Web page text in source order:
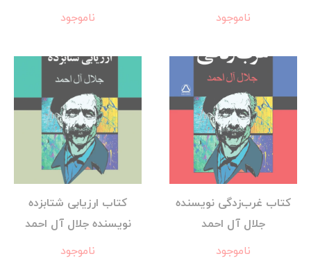
ناموجود
ناموجود
کتاب غرب‌زدگی نویسنده
جلال آل احمد
ناموجود
کتاب ارزیابی شتابزده
نویسنده جلال آل احمد
ناموجود